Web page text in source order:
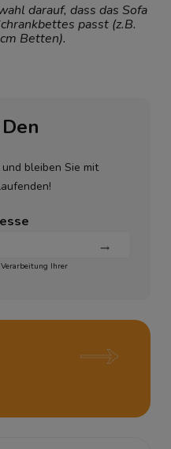
darauf, dass das Sofa
passt (z.B.
Betten).
bleiben Sie mit
Ihrer